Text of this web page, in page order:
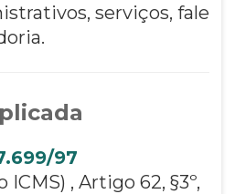
serviços, fale
97
, Artigo 62, §3º,